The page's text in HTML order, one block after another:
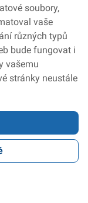
jsou poskytovány v
přístupu k
soubory,
vaše
různých typů
bude fungovat i
vašemu
stránky neustále